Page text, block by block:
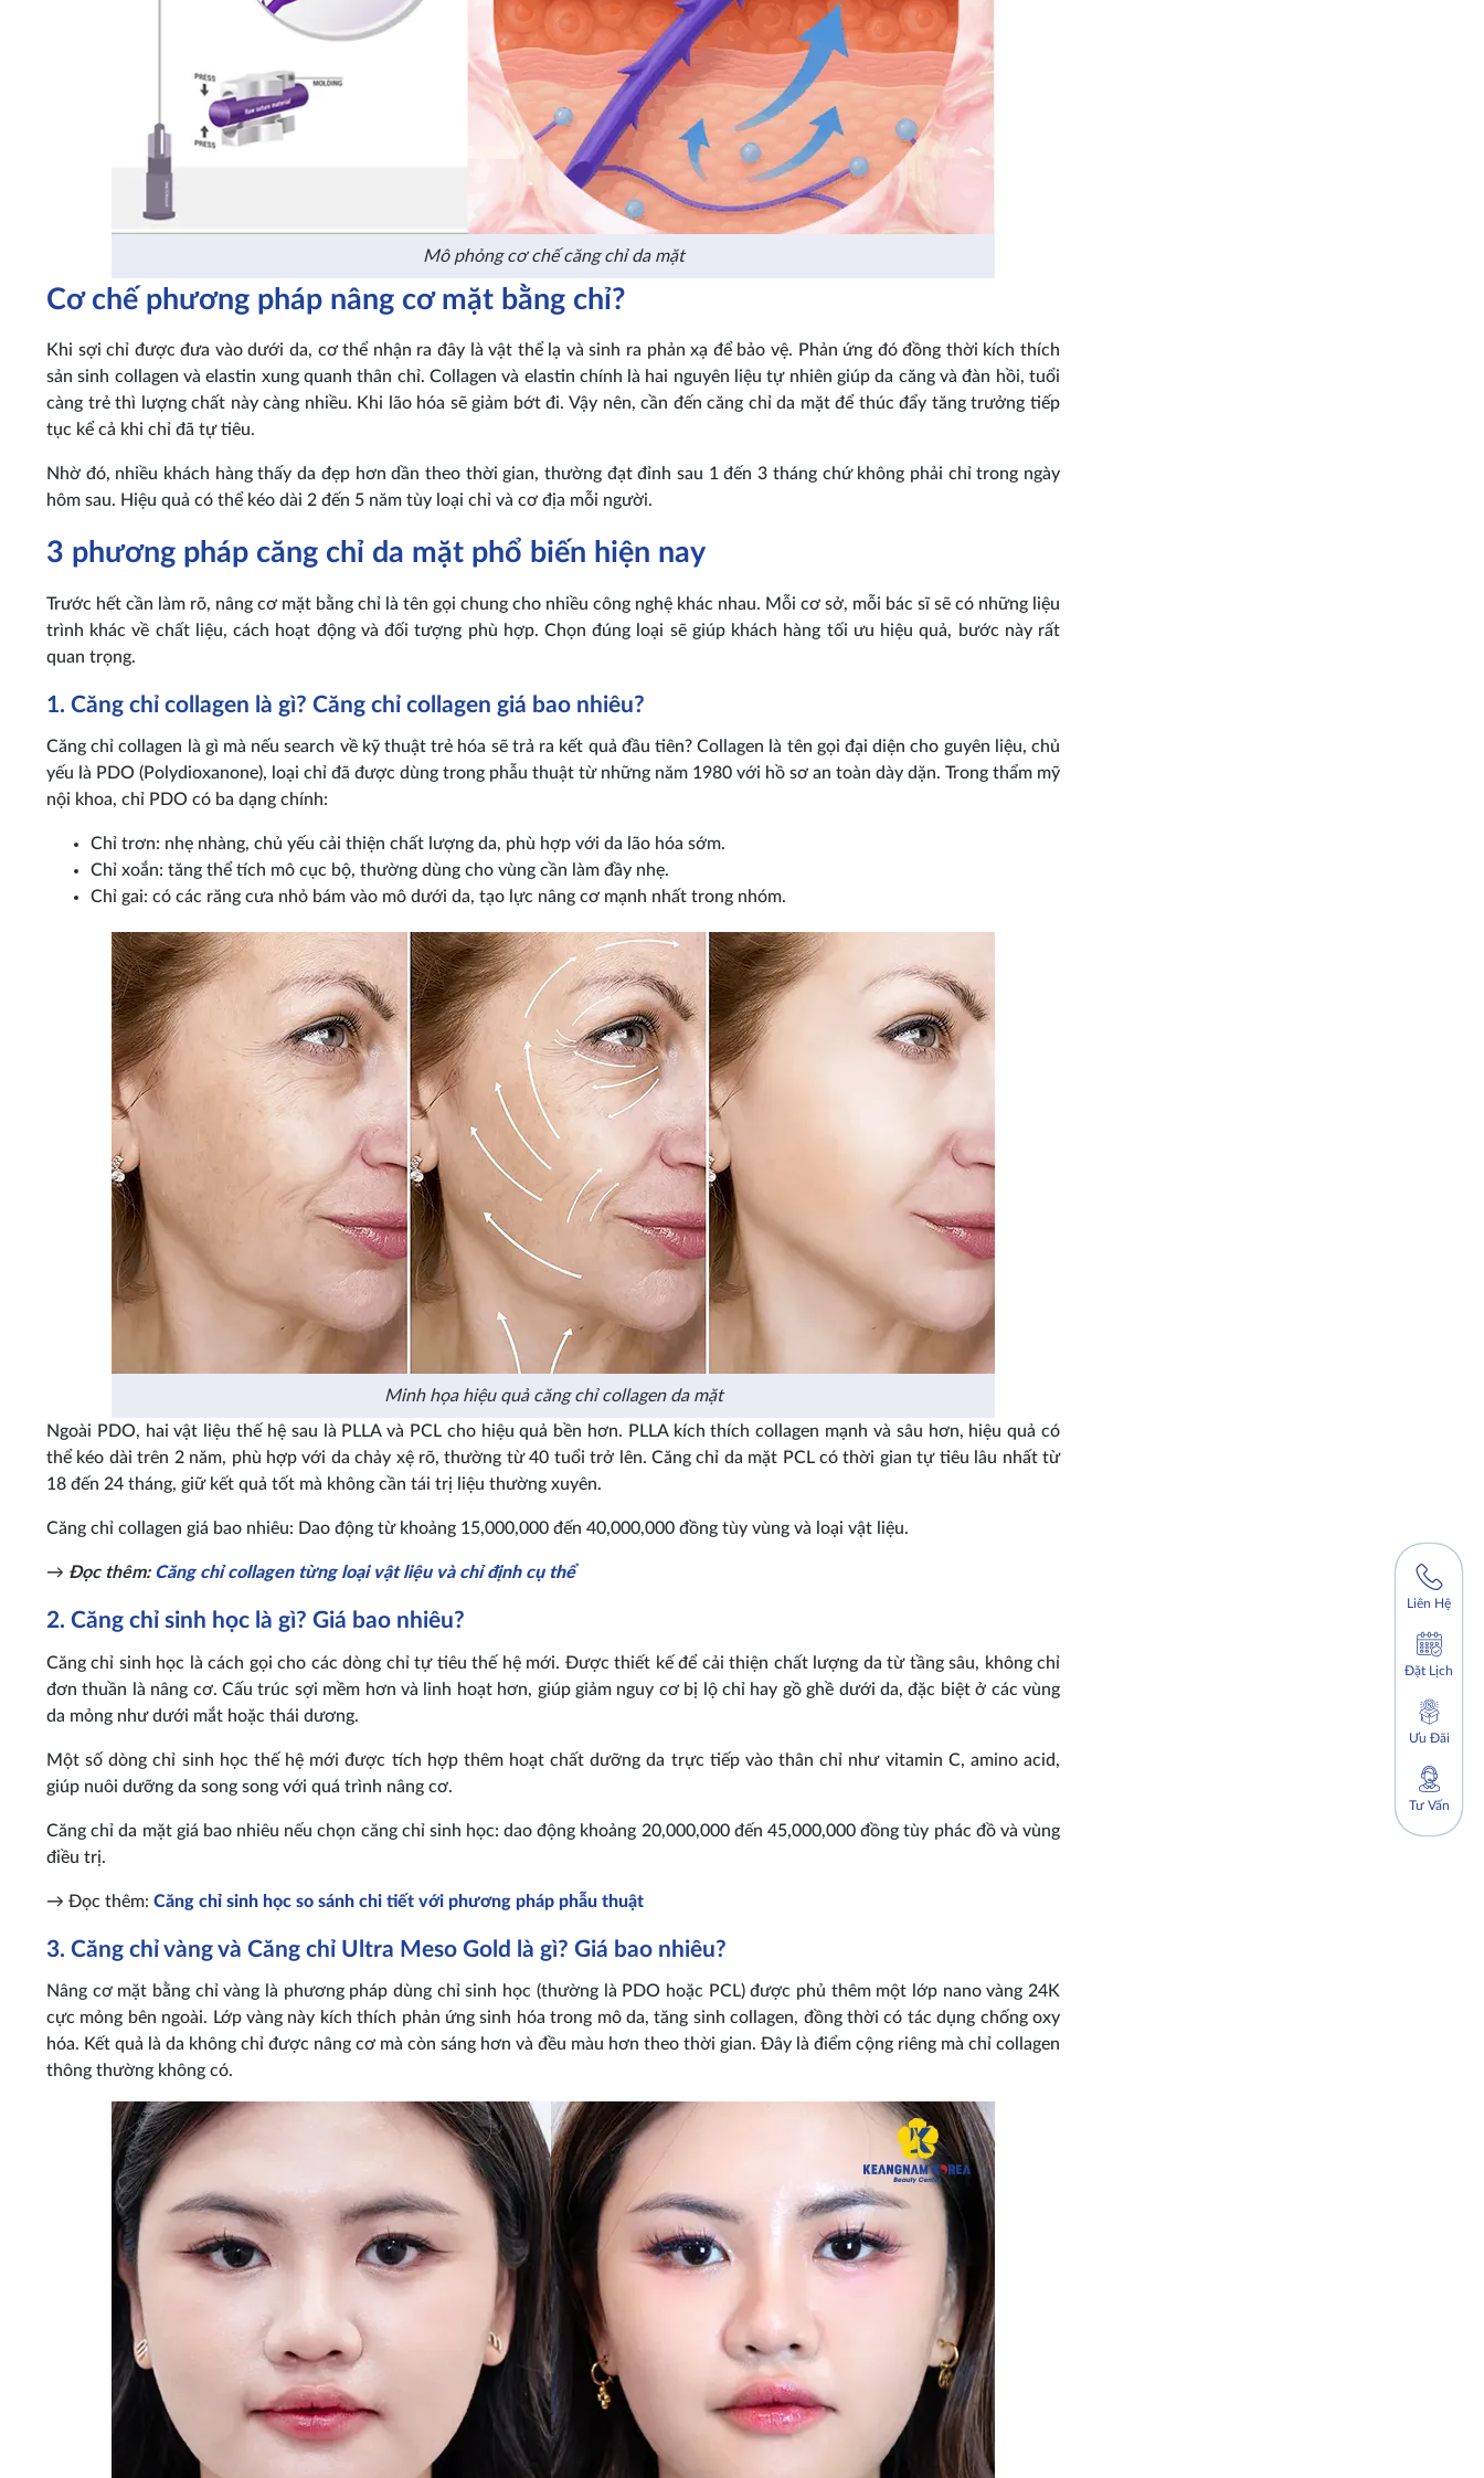
Mô phỏng cơ chế căng chỉ da mặt
Cơ chế phương pháp nâng cơ mặt bằng chỉ?
Khi sợi chỉ được đưa vào dưới da, cơ thể nhận ra đây là vật thể lạ và sinh ra phản xạ để bảo vệ. Phản ứng đó đồng thời kích thích
sản sinh collagen và elastin xung quanh thân chỉ. Collagen và elastin chính là hai nguyên liệu tự nhiên giúp da căng và đàn hồi, tuổi
càng trẻ thì lượng chất này càng nhiều. Khi lão hóa sẽ giảm bớt đi. Vậy nên, cần đến căng chỉ da mặt để thúc đẩy tăng trưởng tiếp
tục kể cả khi chỉ đã tự tiêu.
Nhờ đó, nhiều khách hàng thấy da đẹp hơn dần theo thời gian, thường đạt đỉnh sau 1 đến 3 tháng chứ không phải chỉ trong ngày
hôm sau. Hiệu quả có thể kéo dài 2 đến 5 năm tùy loại chỉ và cơ địa mỗi người.
3 phương pháp căng chỉ da mặt phổ biến hiện nay
Trước hết cần làm rõ, nâng cơ mặt bằng chỉ là tên gọi chung cho nhiều công nghệ khác nhau. Mỗi cơ sở, mỗi bác sĩ sẽ có những liệu
trình khác về chất liệu, cách hoạt động và đối tượng phù hợp. Chọn đúng loại sẽ giúp khách hàng tối ưu hiệu quả, bước này rất
quan trọng.
1. Căng chỉ collagen là gì? Căng chỉ collagen giá bao nhiêu?
Căng chỉ collagen là gì mà nếu search về kỹ thuật trẻ hóa sẽ trả ra kết quả đầu tiên? Collagen là tên gọi đại diện cho guyên liệu, chủ
yếu là PDO (Polydioxanone), loại chỉ đã được dùng trong phẫu thuật từ những năm 1980 với hồ sơ an toàn dày dặn. Trong thẩm mỹ
nội khoa, chỉ PDO có ba dạng chính:
Chỉ trơn: nhẹ nhàng, chủ yếu cải thiện chất lượng da, phù hợp với da lão hóa sớm.
Chỉ xoắn: tăng thể tích mô cục bộ, thường dùng cho vùng cần làm đầy nhẹ.
Chỉ gai: có các răng cưa nhỏ bám vào mô dưới da, tạo lực nâng cơ mạnh nhất trong nhóm.
Minh họa hiệu quả căng chỉ collagen da mặt
Ngoài PDO, hai vật liệu thế hệ sau là PLLA và PCL cho hiệu quả bền hơn. PLLA kích thích collagen mạnh và sâu hơn, hiệu quả có
thể kéo dài trên 2 năm, phù hợp với da chảy xệ rõ, thường từ 40 tuổi trở lên. Căng chỉ da mặt PCL có thời gian tự tiêu lâu nhất từ
18 đến 24 tháng, giữ kết quả tốt mà không cần tái trị liệu thường xuyên.
Căng chỉ collagen giá bao nhiêu: Dao động từ khoảng 15,000,000 đến 40,000,000 đồng tùy vùng và loại vật liệu.
→ Đọc thêm: Căng chỉ collagen từng loại vật liệu và chỉ định cụ thể
2. Căng chỉ sinh học là gì? Giá bao nhiêu?
Căng chỉ sinh học là cách gọi cho các dòng chỉ tự tiêu thế hệ mới. Được thiết kế để cải thiện chất lượng da từ tầng sâu, không chỉ
đơn thuần là nâng cơ. Cấu trúc sợi mềm hơn và linh hoạt hơn, giúp giảm nguy cơ bị lộ chỉ hay gồ ghề dưới da, đặc biệt ở các vùng
da mỏng như dưới mắt hoặc thái dương.
Một số dòng chỉ sinh học thế hệ mới được tích hợp thêm hoạt chất dưỡng da trực tiếp vào thân chỉ như vitamin C, amino acid,
giúp nuôi dưỡng da song song với quá trình nâng cơ.
Căng chỉ da mặt giá bao nhiêu nếu chọn căng chỉ sinh học: dao động khoảng 20,000,000 đến 45,000,000 đồng tùy phác đồ và vùng
điều trị.
→ Đọc thêm: Căng chỉ sinh học so sánh chi tiết với phương pháp phẫu thuật
3. Căng chỉ vàng và Căng chỉ Ultra Meso Gold là gì? Giá bao nhiêu?
Nâng cơ mặt bằng chỉ vàng là phương pháp dùng chỉ sinh học (thường là PDO hoặc PCL) được phủ thêm một lớp nano vàng 24K
cực mỏng bên ngoài. Lớp vàng này kích thích phản ứng sinh hóa trong mô da, tăng sinh collagen, đồng thời có tác dụng chống oxy
hóa. Kết quả là da không chỉ được nâng cơ mà còn sáng hơn và đều màu hơn theo thời gian. Đây là điểm cộng riêng mà chỉ collagen
thông thường không có.
Liên Hệ
Đặt Lịch
Ưu Đãi
Tư Vấn